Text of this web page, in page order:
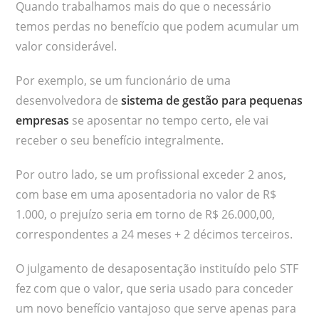
Quando trabalhamos mais do que o necessário
temos perdas no benefício que podem acumular um
valor considerável.
Por exemplo, se um funcionário de uma
desenvolvedora desistema de gestão para pequenas
empresas se aposentar no tempo certo, ele vai
receber o seu benefício integralmente.
Por outro lado, se um profissional exceder 2 anos,
com base em uma aposentadoria no valor de R$
1.000, o prejuízo seria em torno de R$ 26.000,00,
correspondentes a 24 meses + 2 décimos terceiros.
O julgamento de desaposentação instituído pelo STF
fez com que o valor, que seria usado para conceder
um novo benefício vantajoso que serve apenas para